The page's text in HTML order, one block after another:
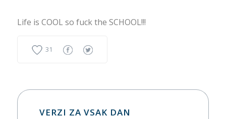
Life is COOL so fuck the SCHOOL!!!
31
VERZI ZA VSAK DAN